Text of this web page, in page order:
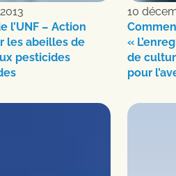
l’UNF – Action
les abeilles de
pesticides
10
«
de
pour